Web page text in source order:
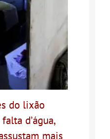
do lixão
d’água,
mais